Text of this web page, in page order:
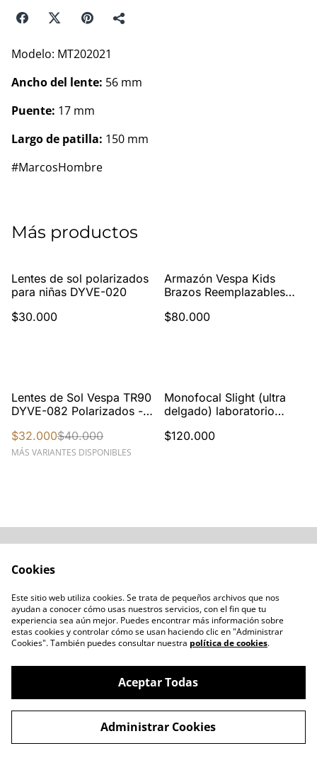
Modelo: MT202021
Ancho del lente: 56 mm
Puente: 17 mm
Largo de patilla: 150 mm
#MarcosHombre
Más productos
Lentes de sol polarizados
para niñas DYVE-020
$30.000
Armazón Vespa Kids
Brazos Reemplazables
C2
$80.000
%
Lentes de Sol Vespa TR90
DYVE-082 Polarizados -
$32.000$40.000
MÁS VARIANTES DISPONIBLES
Monofocal Slight (ultra
delgado) laboratorio
$120.000
Condiciones
Política de Privacidad
Política de Cookies
Blogs
Cookies
Este sitio web utiliza cookies. Se trata de pequeños archivos que nos
ayudan a conocer cómo usas nuestros servicios, con el fin que tu
experiencia sea aún mejor. Puedes encontrar más información sobre
estas cookies y controlar cómo se usan haciendo clic en "Administrar
Cookies". También puedes consultar nuestra política de cookies.
Aceptar Todas
Administrar Cookies